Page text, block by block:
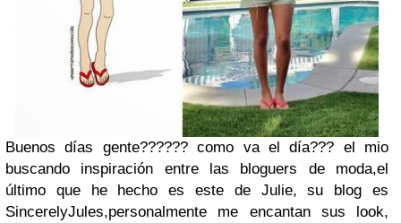
Buenos días gente?????? como va el día??? el mio
buscando inspiración entre las bloguers de moda,el
último que he hecho es este de Julie, su blog es
SincerelyJules,personalmente me encantan sus look,